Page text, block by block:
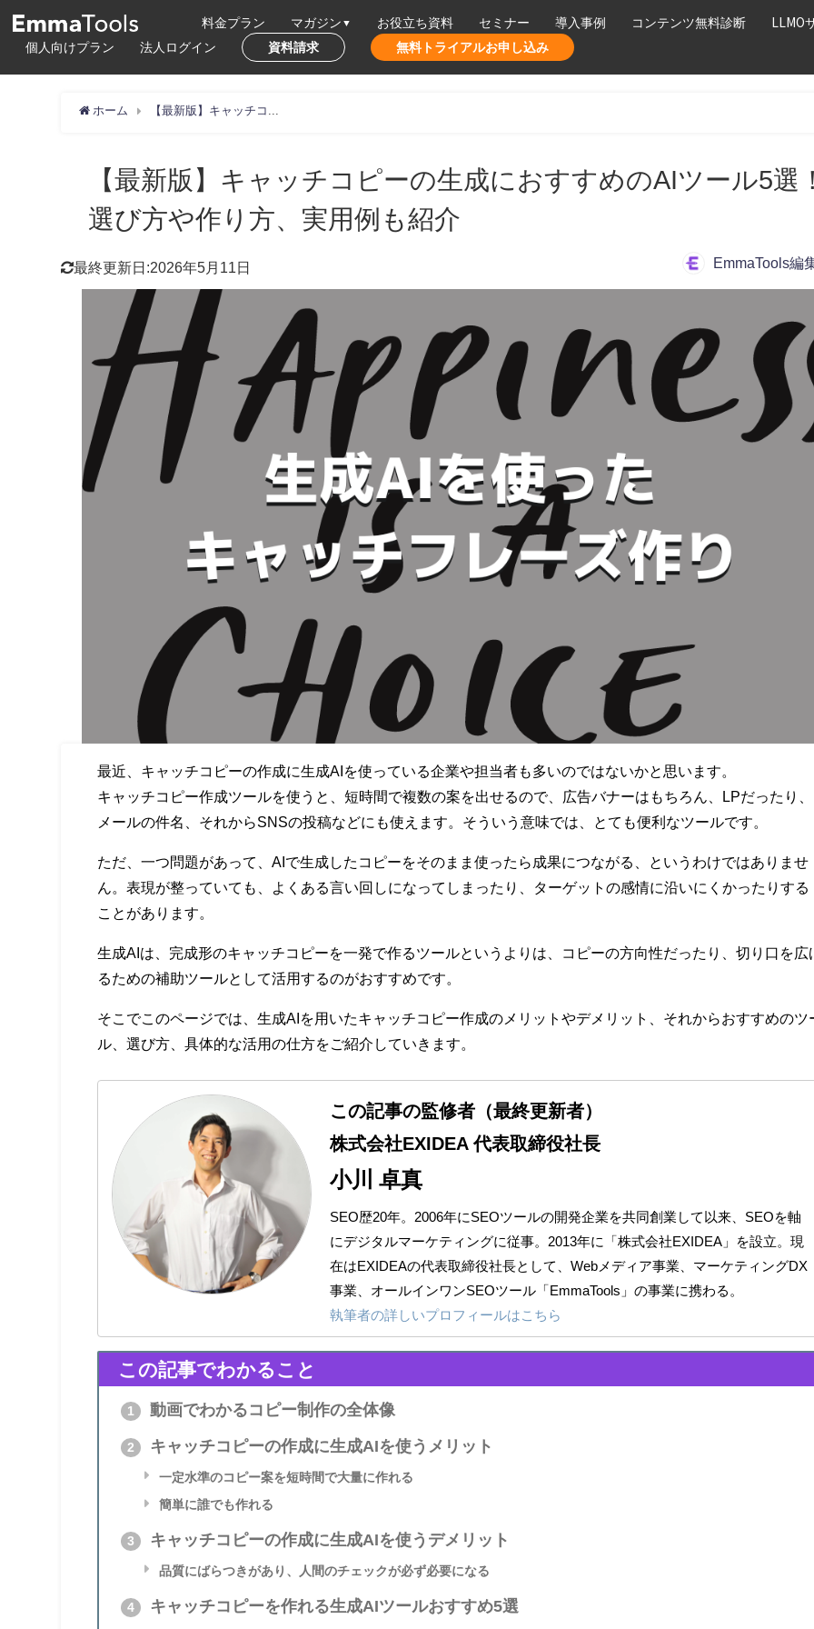
料金プラン マガジン お役立ち資料 セミナー 導入事例 コンテンツ無料診断
LLMO
個人向けプラン
法人ログイン 資料請求 無料トライアルお申し込み
ホーム
【最新版】キャッチコピーの生成におすすめのAIツール5選
選び方や作り方、実用例も紹介
最終更新日:2026年5月11日 EmmaTools編
最近、キャッチコピーの作成に生成AIを使っている企業や担当者も多いのではないかと思います。
キャッチコピー作成ツールを使うと、短時間で複数の案を出せるので、広告バナーはもちろん、LPだったり、
メールの件名、それからSNSの投稿などにも使えます。そういう意味では、とても便利なツールです。
ただ、一つ問題があって、AIで生成したコピーをそのまま使ったら成果につながる、というわけではありませ
ん。表現が整っていても、よくある言い回しになってしまったり、ターゲットの感情に沿いにくかったりする
ことがあります。
生成AIは、完成形のキャッチコピーを一発で作るツールというよりは、コピーの方向性だったり、切り口を広
るための補助ツールとして活用するのがおすすめです。
そこでこのページでは、生成AIを用いたキャッチコピー作成のメリットやデメリット、それからおすすめのツ
ル、選び方、具体的な活用の仕方をご紹介していきます。
この記事の監修者（最終更新者）
株式会社EXIDEA 代表取締役社長
小川 卓真
SEO歴20年。2006年にSEOツールの開発企業を共同創業して以来、SEOを軸
にデジタルマーケティングに従事。2013年に「株式会社EXIDEA」を設立。現
在はEXIDEAの代表取締役社長として、Webメディア事業、マーケティングDX
事業、オールインワンSEOツール「EmmaTools」の事業に携わる。
執筆者の詳しいプロフィールはこちら
この記事でわかること
1 動画でわかるコピー制作の全体像
2 キャッチコピーの作成に生成AIを使うメリット
一定水準のコピー案を短時間で大量に作れる
簡単に誰でも作れる
3 キャッチコピーの作成に生成AIを使うデメリット
品質にばらつきがあり、人間のチェックが必ず必要になる
4 キャッチコピーを作れる生成AIツールおすすめ5選